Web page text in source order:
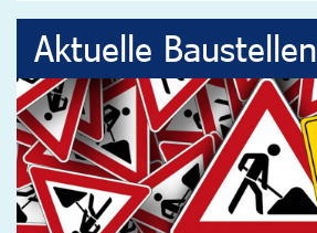
Aktuelle Baustellen